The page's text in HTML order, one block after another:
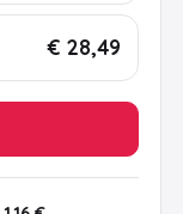
€ 28,49